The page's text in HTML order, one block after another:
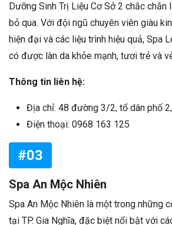
Dưỡng Sinh Trị Liệu Cơ Sở 2 chắc chắn
bỏ qua. Với đội ngũ chuyên viên giàu
hiện đại và các liệu trình hiệu quả, Spa
có được làn da khỏe mạnh, tươi trẻ và
Thông tin liên hệ:
Địa chỉ: 48 đường 3/2, tổ dân phố 2,
Điện thoại: 0968 163 125
#03
Spa An Mộc Nhiên
Spa An Mộc Nhiên là một trong những
tại TP. Gia Nghĩa, đặc biệt nổi bật với